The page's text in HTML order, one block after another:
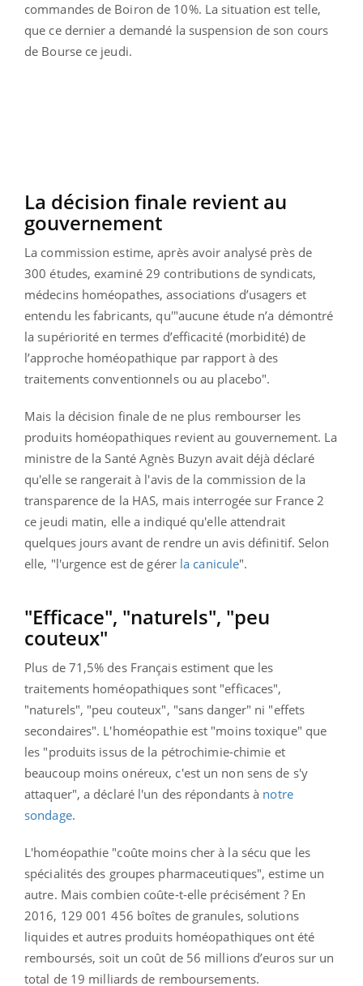
commandes de Boiron de 10%. La situation est telle,
que ce dernier a demandé la suspension de son cours
de Bourse ce jeudi.
La décision finale revient au
gouvernement
La commission estime, après avoir analysé près de
300 études, examiné 29 contributions de syndicats,
médecins homéopathes, associations d’usagers et
entendu les fabricants, qu'"aucune étude n’a démontré
la supériorité en termes d’efficacité (morbidité) de
l’approche homéopathique par rapport à des
traitements conventionnels ou au placebo".
Mais la décision finale de ne plus rembourser les
produits homéopathiques revient au gouvernement. La
ministre de la Santé Agnès Buzyn avait déjà déclaré
qu'elle se rangerait à l'avis de la commission de la
transparence de la HAS, mais interrogée sur France 2
ce jeudi matin, elle a indiqué qu'elle attendrait
quelques jours avant de rendre un avis définitif. Selon
elle, "l'urgence est de gérer la canicule".
"Efficace", "naturels", "peu
couteux"
Plus de 71,5% des Français estiment que les
traitements homéopathiques sont "efficaces",
"naturels", "peu couteux", "sans danger" ni "effets
secondaires". L'homéopathie est "moins toxique" que
les "produits issus de la pétrochimie-chimie et
beaucoup moins onéreux, c'est un non sens de s'y
attaquer", a déclaré l'un des répondants à notre
sondage.
L'homéopathie "coûte moins cher à la sécu que les
spécialités des groupes pharmaceutiques", estime un
autre. Mais combien coûte-t-elle précisément ? En
2016, 129 001 456 boîtes de granules, solutions
liquides et autres produits homéopathiques ont été
remboursés, soit un coût de 56 millions d’euros sur un
total de 19 milliards de remboursements.